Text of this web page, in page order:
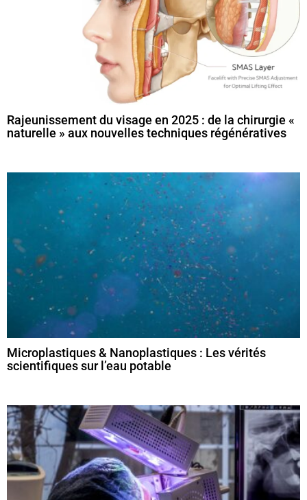
Rajeunissement du visage en 2025 : de la chirurgie «
naturelle » aux nouvelles techniques régénératives
Microplastiques & Nanoplastiques : Les vérités
scientifiques sur l’eau potable